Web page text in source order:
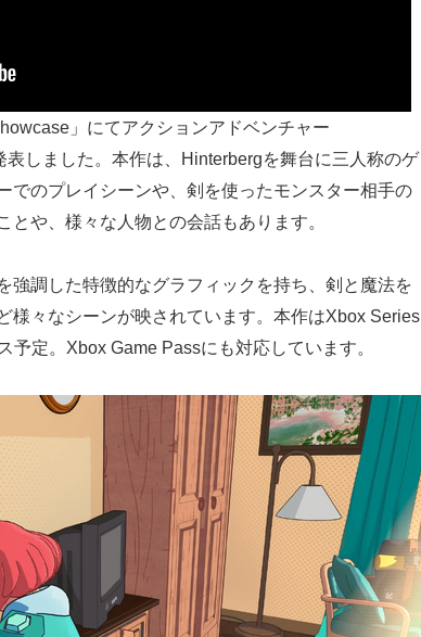
」にてアクションアドベンチャー
表しました。本作は、Hinterbergを舞台に三人称のゲ
でのプレイシーンや、剣を使ったモンスター相手の
や、様々な人物との会話もあります。
強調した特徴的なグラフィックを持ち、剣と魔法を
様々なシーンが映されています。本作はXbox Series
定。Xbox Game Passにも対応しています。